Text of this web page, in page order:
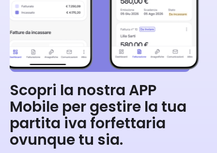
Scopri la nostra APP
Mobile per gestire la tua
partita iva forfettaria
ovunque tu sia.